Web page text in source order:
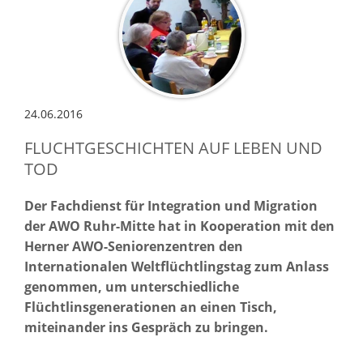
24.06.2016
FLUCHTGESCHICHTEN AUF LEBEN UND
TOD
Der Fachdienst für Integration und Migration
der AWO Ruhr-Mitte hat in Kooperation mit den
Herner AWO-Seniorenzentren den
Internationalen Weltflüchtlingstag zum Anlass
genommen, um unterschiedliche
Flüchtlinsgenerationen an einen Tisch,
miteinander ins Gespräch zu bringen.